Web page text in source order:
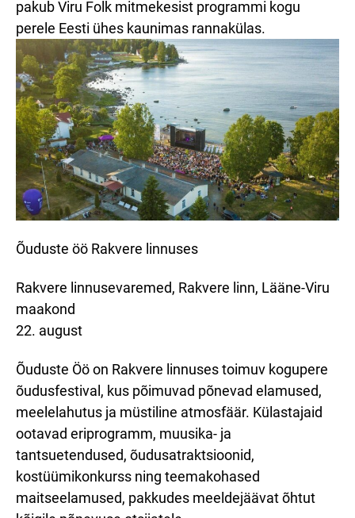
pakub Viru Folk mitmekesist programmi kogu
perele Eesti ühes kaunimas rannakülas.
Õuduste öö Rakvere linnuses
Rakvere linnusevaremed, Rakvere linn, Lääne-Viru
maakond
22. august
Õuduste Öö on Rakvere linnuses toimuv kogupere
õudusfestival, kus põimuvad põnevad elamused,
meelelahutus ja müstiline atmosfäär. Külastajaid
ootavad eriprogramm, muusika- ja
tantsuetendused, õudusatraktsioonid,
kostüümikonkurss ning teemakohased
maitseelamused, pakkudes meeldejäävat õhtut